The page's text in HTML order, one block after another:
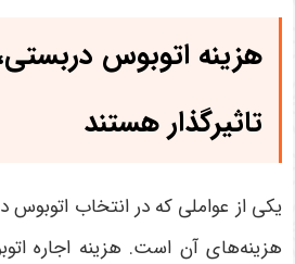
هزینه اتوبوس
تاثیرگذار هستند
یکی از عواملی که در انتخاب
هزینه‌های آن است. هزینه اجاره